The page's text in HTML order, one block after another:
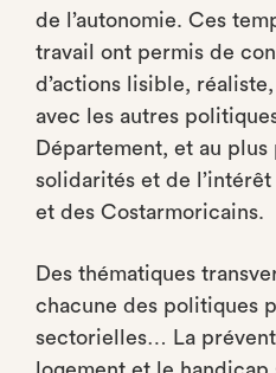
de l’autonomie. Ces
travail ont permis de
d’actions lisible,
avec les autres
Département, et au
solidarités et de
et des Costarmoricains.
Des thématiques
chacune des politiques
sectorielles… La